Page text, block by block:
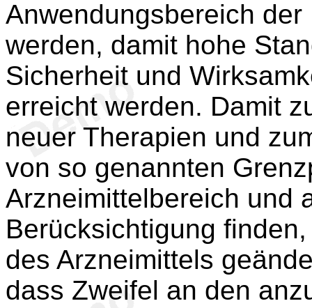
Anwendungsbereich
werden, damit hohe
Sicherheit und
erreicht werden. Damit
neuer Therapien und
von so genannten
Arzneimittelbereich und
Berücksichtigung
des Arzneimittels
dass Zweifel an den